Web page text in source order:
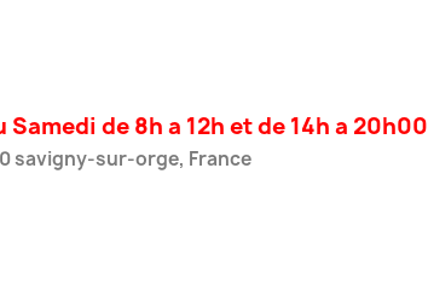
de 8h a 12h et de 14h a 20h00
savigny-sur-orge, France